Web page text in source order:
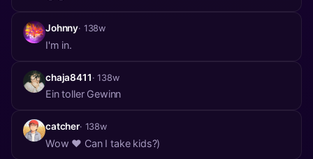
Johnny· 138w
I'm in.
chaja8411 · 138w
Ein toller Gewinn
catcher· 138w
Wow ❤️ Can I take kids?)